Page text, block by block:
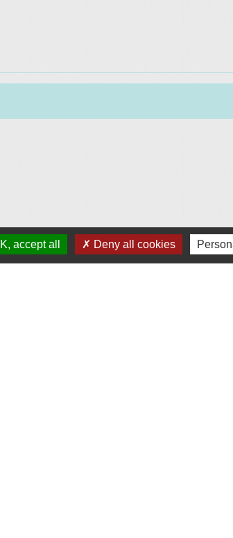
Signaler une erreur
accept all Deny all cookies